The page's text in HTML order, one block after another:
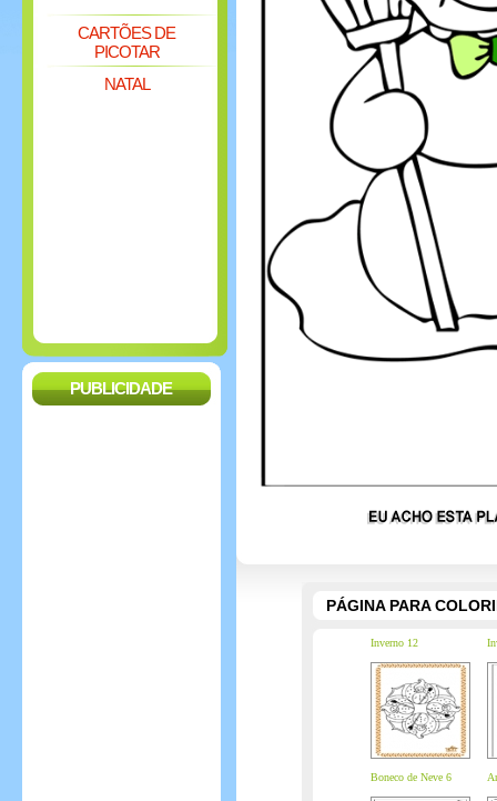
CARTÕES DE
PICOTAR
NATAL
PUBLICIDADE
PÁGINA PARA
Inverno 12
Boneco de Neve 6